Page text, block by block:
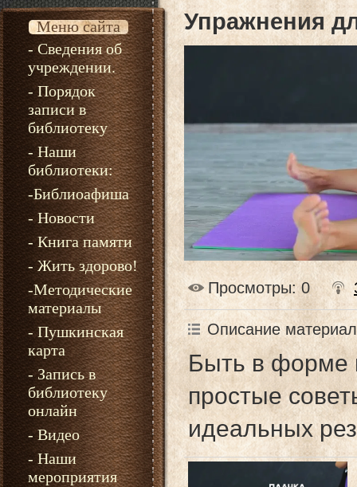
Меню сайта
- Сведения об
учреждении.
- Порядок
записи в
библиотеку
- Наши
библиотеки:
-Библиоафиша
- Новости
- Книга памяти
- Жить здорово!
-Методические
материалы
- Пушкинская
карта
- Запись в
библиотеку
онлайн
- Видео
- Наши
мероприятия
Упражнения
Просмотры: 0
Описание
Быть в форме
простые
идеальных